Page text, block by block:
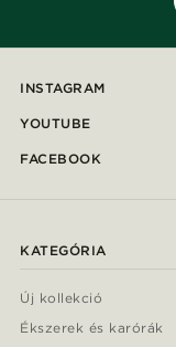
INSTAGRAM
YOUTUBE
FACEBOOK
KATEGÓRIA
Új kollekció
Ékszerek és karórák